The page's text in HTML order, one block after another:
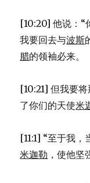
[10:20] 他说：“
我要回去与波斯
腊的领袖必来。
[10:21] 但我要
了你们的天使米
[11:1] “至于我，
米迦勒 ，使他坚